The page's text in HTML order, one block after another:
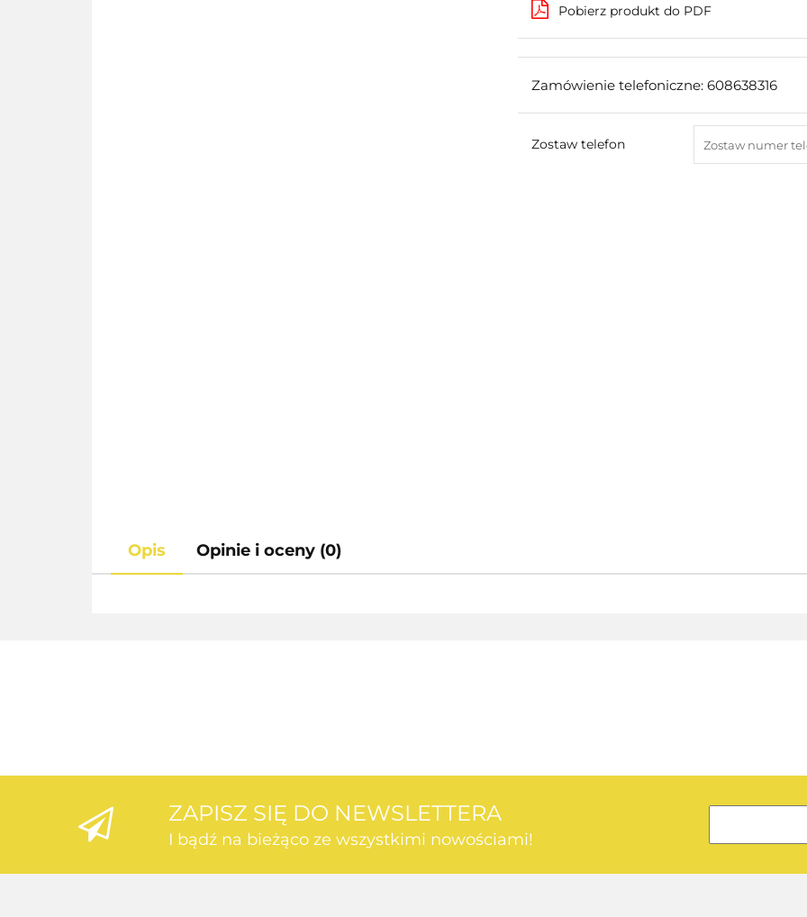
Pobierz produkt do PDF
Zamówienie telefoniczne: 608638316
Zostaw telefon
Opis Opinie i oceny (0)
ZAPISZ SIĘ DO NEWSLETTERA
I bądź na bieżąco ze wszystkimi nowościami!